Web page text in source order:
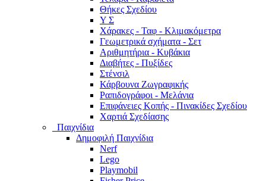
Θήκες Σχεδίου
Υ Σ
Χάρακες - Ταφ - Κλιμακόμετρα
Γεωμετρικά σχήματα - Σετ
Αριθμητήρια - Κυβάκια
Διαβήτες - Πυξίδες
Στένσιλ
Κάρβουνα Ζωγραφικής
Ραπιδογράφοι - Μελάνια
Επιφάνειες Κοπής - Πινακίδες Σχεδίου
Χαρτιά Σχεδίασης
Παιχνίδια
Δημοφιλή Παιχνίδια
Nerf
Lego
Playmobil